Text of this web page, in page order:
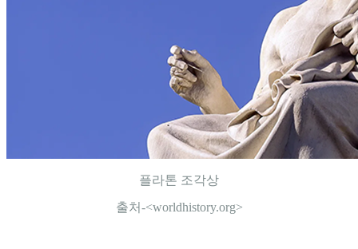
플라톤 조각상
출처-<worldhistory.org>